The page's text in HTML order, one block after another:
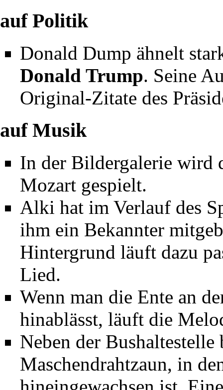
auf Politik
Donald Dump ähnelt
Donald Trump. Seine
Original-Zitate des
auf Musik
In der Bildergalerie wird
Mozart gespielt.
Alki hat im Verlauf des
ihm ein Bekannter
Hintergrund läuft dazu
Lied.
Wenn man die Ente an
hinablässt, läuft die
Neben der
Maschendrahtzaun, in